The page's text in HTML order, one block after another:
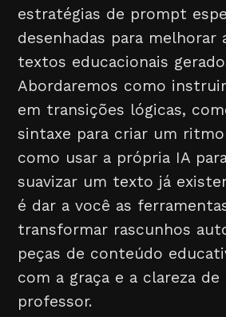
estratégias de prompt
desenhadas para melhorar
textos educacionais
Abordaremos como
em transições lógicas,
sintaxe para criar um
como usar a própria IA
suavizar um texto já
é dar a você as
transformar rascunhos
peças de conteúdo
com a graça e a clareza
professor.